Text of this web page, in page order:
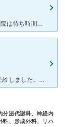
かかりつけ医からの紹介状で受診しました。 大病院は待ち時間が長いし冷たい…というイメージがあったので気乗りしませんでしたが、いい意味で裏切られました。 今回は診察・血液検査・腹部エコーをしましたが
生後2カ月の子供が突然熱が出て近くの小児科を受診しました。 高熱だったためこちらの病院に転院という形になり、紹介状を持って行きました。 子供専用のセンターが作られて間もないということで建物は新しく
分泌代謝科、神経内
科、形成外科、リハ